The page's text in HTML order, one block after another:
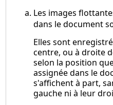
Les images
dans le document
Elles sont
centre, ou à droite
selon la position
assignée dans le
s'affichent à part,
gauche ni à leur